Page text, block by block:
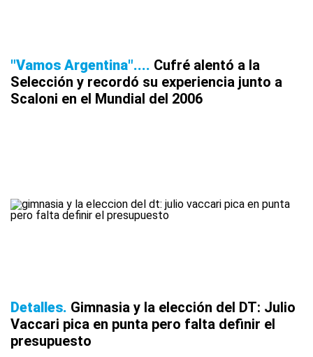
"Vamos Argentina"... Cufré alentó a la
Selección y recordó su experiencia junto a
Scaloni en el Mundial del 2006
Detalles Gimnasia y la elección del DT: Julio
Vaccari pica en punta pero falta definir el
presupuesto